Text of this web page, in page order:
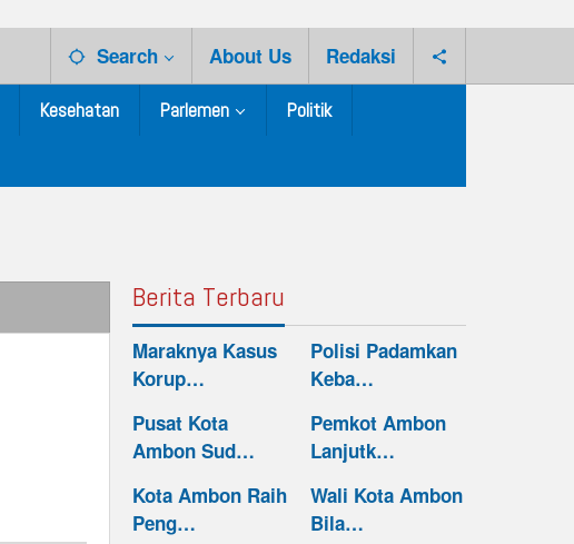
Search About Us Redaksi
Kesehatan Parlemen Politik
Berita Terbaru
Maraknya Kasus
Korup…
Polisi Padamkan
Keba…
Pusat Kota
Ambon Sud…
Pemkot Ambon
Lanjutk…
Kota Ambon Raih
Peng…
Wali Kota Ambon
Bila…